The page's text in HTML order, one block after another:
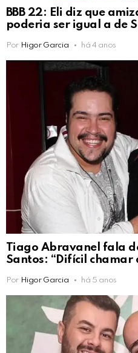
BBB 22: Eli diz que
poderia ser igual a de
Por Higor Garcia há 4 anos
Tiago Abravanel fala
Santos: “Difícil chamar
Por Higor Garcia há 5 anos